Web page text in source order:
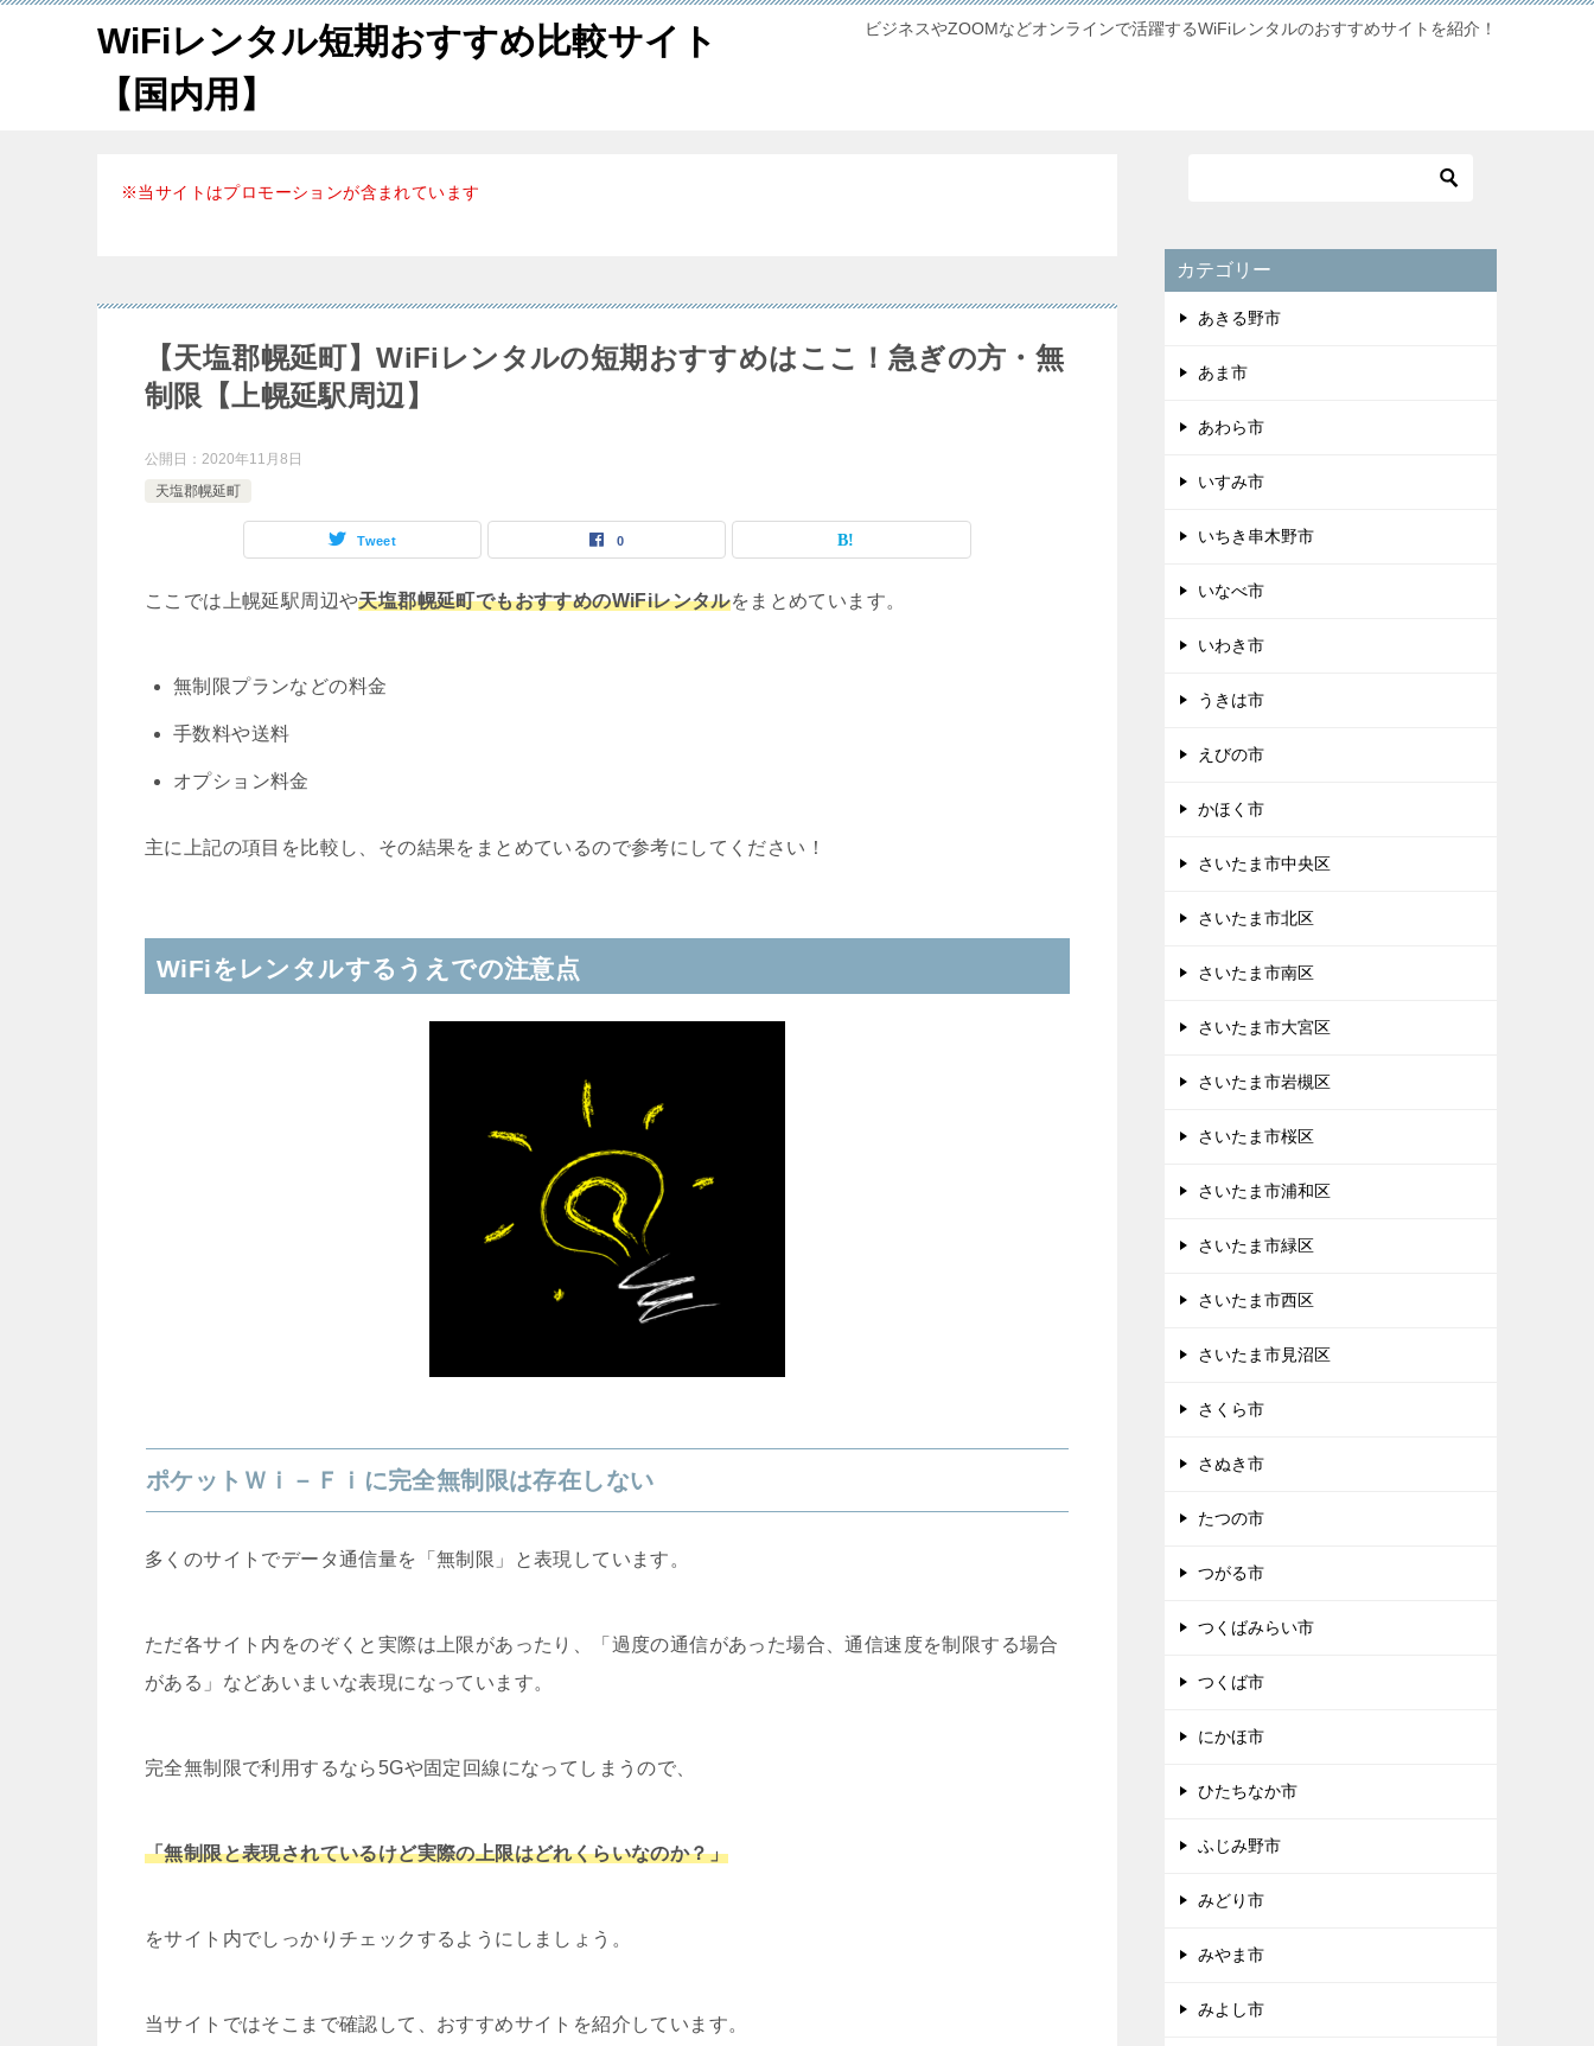
WiFiレンタル短期おすすめ比較サイト
【国内用】
ビジネスやZOOMなどオンラインで活躍するWiFiレンタルのおすすめサイトを紹介！
※当サイトはプロモーションが含まれています
【天塩郡幌延町】WiFiレンタルの短期おすすめはここ！急ぎの方・無
制限【上幌延駅周辺】
公開日： 2020年11月8日
天塩郡幌延町
Tweet 0
ここでは上幌延駅周辺や天塩郡幌延町でもおすすめのWiFiレンタルをまとめています。
無制限プランなどの料金
手数料や送料
オプション料金
主に上記の項目を比較し、その結果をまとめているので参考にしてください！
WiFiをレンタルするうえでの注意点
ポケットＷｉ－Ｆｉに完全無制限は存在しない
多くのサイトでデータ通信量を「無制限」と表現しています。
ただ各サイト内をのぞくと実際は上限があったり、「過度の通信があった場合、通信速度を制限する場合
がある」などあいまいな表現になっています。
完全無制限で利用するなら5Gや固定回線になってしまうので、
「無制限と表現されているけど実際の上限はどれくらいなのか？」
をサイト内でしっかりチェックするようにしましょう。
当サイトではそこまで確認して、おすすめサイトを紹介しています。
カテゴリー
あきる野市
あま市
あわら市
いすみ市
いちき串木野市
いなべ市
いわき市
うきは市
えびの市
かほく市
さいたま市中央区
さいたま市北区
さいたま市南区
さいたま市大宮区
さいたま市岩槻区
さいたま市桜区
さいたま市浦和区
さいたま市緑区
さいたま市西区
さいたま市見沼区
さくら市
さぬき市
たつの市
つがる市
つくばみらい市
つくば市
にかほ市
ひたちなか市
ふじみ野市
みどり市
みやま市
みよし市